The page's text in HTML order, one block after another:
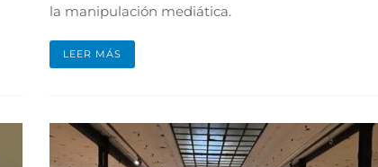
la manipulación mediática.
LEER MÁS